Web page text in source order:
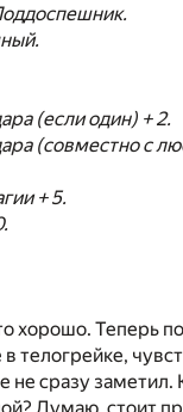
(если один) + 2.
(совместно с
+ 5.
хорошо. Теперь
телогрейке,
сразу заметил.